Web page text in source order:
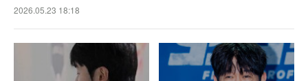
2026.05.23 18:18